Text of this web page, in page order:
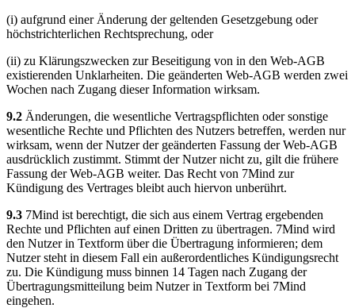
(i) aufgrund einer Änderung der geltenden Gesetzgebung oder
höchstrichterlichen Rechtsprechung, oder
(ii) zu Klärungszwecken zur Beseitigung von in den Web-AGB
existierenden Unklarheiten. Die geänderten Web-AGB werden zwei
Wochen nach Zugang dieser Information wirksam.
9.2 Änderungen, die wesentliche Vertragspflichten oder sonstige
wesentliche Rechte und Pflichten des Nutzers betreffen, werden nur
wirksam, wenn der Nutzer der geänderten Fassung der Web-AGB
ausdrücklich zustimmt. Stimmt der Nutzer nicht zu, gilt die frühere
Fassung der Web-AGB weiter. Das Recht von 7Mind zur
Kündigung des Vertrages bleibt auch hiervon unberührt.
9.3 7Mind ist berechtigt, die sich aus einem Vertrag ergebenden
Rechte und Pflichten auf einen Dritten zu übertragen. 7Mind wird
den Nutzer in Textform über die Übertragung informieren; dem
Nutzer steht in diesem Fall ein außerordentliches Kündigungsrecht
zu. Die Kündigung muss binnen 14 Tagen nach Zugang der
Übertragungsmitteilung beim Nutzer in Textform bei 7Mind
eingehen.